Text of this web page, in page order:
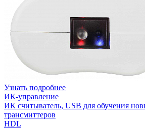
Узнать подробнее
ИК-управление
ИК считыватель, USB для обучения
трансмиттеров
HDL